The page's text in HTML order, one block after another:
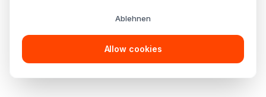
Ablehnen
Allow cookies